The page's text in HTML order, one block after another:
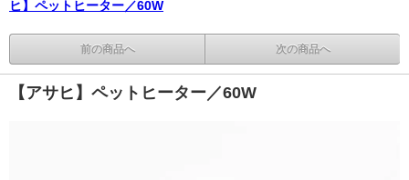
ヒ】ペットヒーター／60W
前の商品へ 次の商品へ
【アサヒ】ペットヒーター／60W